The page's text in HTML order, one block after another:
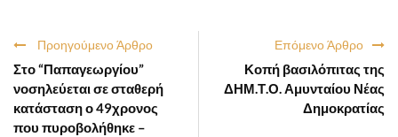
Επόμενο Άρθρο
Κοπή βασιλόπιτας της
ΔΗΜ.Τ.Ο. Αμυνταίου Νέας
Δημοκρατίας
Προηγούμενο Άρθρο
Στο “Παπαγεωργίου”
νοσηλεύεται σε σταθερή
κατάσταση ο 49χρονος
που πυροβολήθηκε –